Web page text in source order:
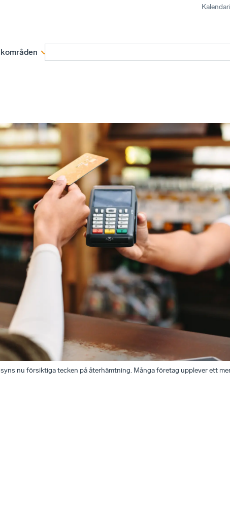
nu försiktiga tecken på återhämtning. Många företag upplever ett